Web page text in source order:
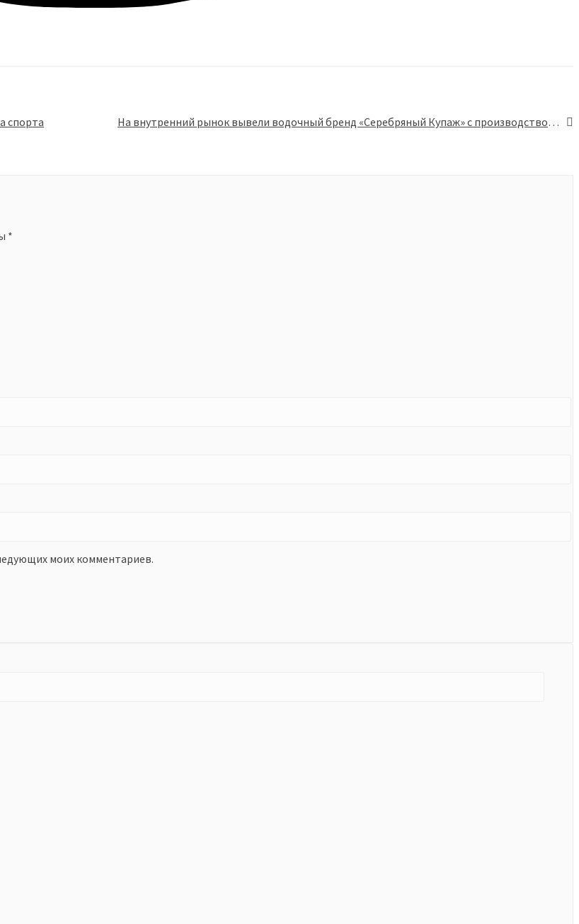
спорта На внутренний рынок вывели водочный бренд «Серебряный Купаж» с производством в Пушкино
*
моих комментариев.